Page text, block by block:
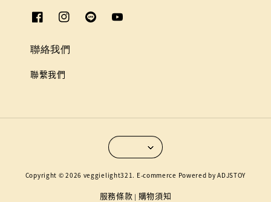
聯絡我們
聯繫我們
Copyright © 2026 veggielight321. E-commerce Powered by ADJSTOY
服務條款 | 購物須知